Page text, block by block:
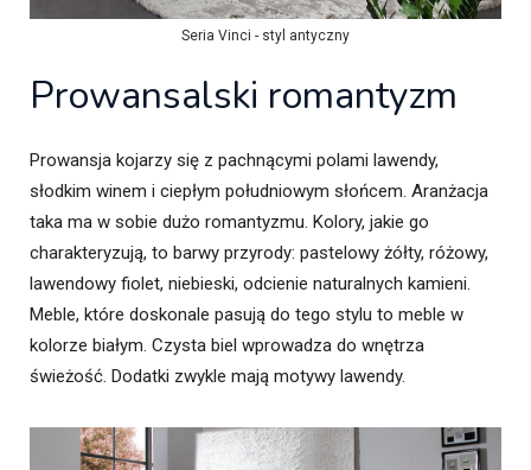
Seria Vinci - styl antyczny
Prowansalski romantyzm
Prowansja kojarzy się z pachnącymi polami lawendy,
słodkim winem i ciepłym południowym słońcem. Aranżacja
taka ma w sobie dużo romantyzmu. Kolory, jakie go
charakteryzują, to barwy przyrody: pastelowy żółty, różowy,
lawendowy fiolet, niebieski, odcienie naturalnych kamieni.
Meble, które doskonale pasują do tego stylu to meble w
kolorze białym. Czysta biel wprowadza do wnętrza
świeżość. Dodatki zwykle mają motywy lawendy.